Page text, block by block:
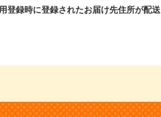
登録時に登録されたお届け先住所が配送